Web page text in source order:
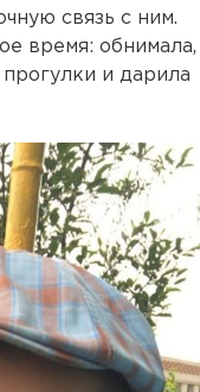
связь с ним.
время: обнимала,
и дарила